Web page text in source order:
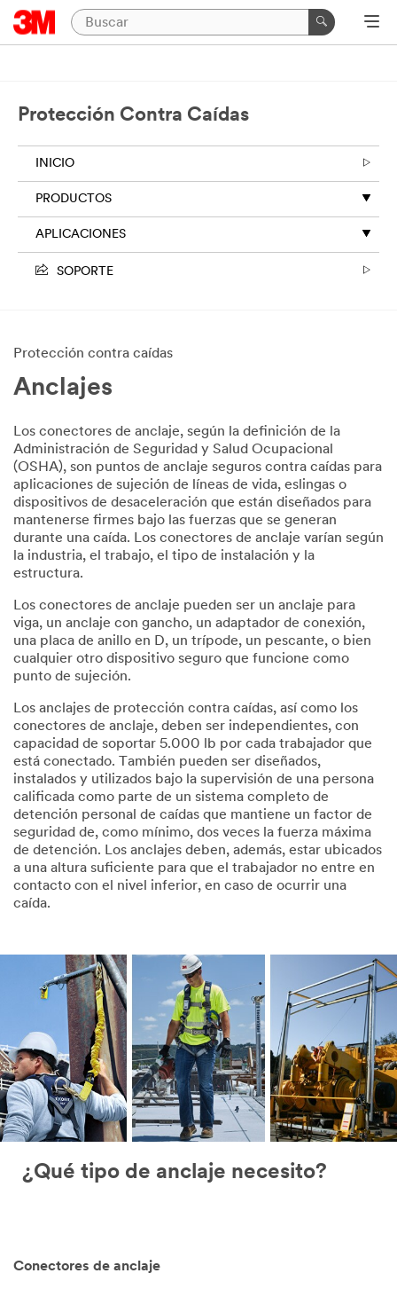
Protección Contra Caídas
INICIO
PRODUCTOS
APLICACIONES
SOPORTE
Protección contra caídas
Anclajes
Los conectores de anclaje, según la definición de la
Administración de Seguridad y Salud Ocupacional
(OSHA), son puntos de anclaje seguros contra caídas para
aplicaciones de sujeción de líneas de vida, eslingas o
dispositivos de desaceleración que están diseñados para
mantenerse firmes bajo las fuerzas que se generan
durante una caída. Los conectores de anclaje varían según
la industria, el trabajo, el tipo de instalación y la
estructura.
Los conectores de anclaje pueden ser un anclaje para
viga, un anclaje con gancho, un adaptador de conexión,
una placa de anillo en D, un trípode, un pescante, o bien
cualquier otro dispositivo seguro que funcione como
punto de sujeción.
Los anclajes de protección contra caídas, así como los
conectores de anclaje, deben ser independientes, con
capacidad de soportar 5.000 lb por cada trabajador que
está conectado. También pueden ser diseñados,
instalados y utilizados bajo la supervisión de una persona
calificada como parte de un sistema completo de
detención personal de caídas que mantiene un factor de
seguridad de, como mínimo, dos veces la fuerza máxima
de detención. Los anclajes deben, además, estar ubicados
a una altura suficiente para que el trabajador no entre en
contacto con el nivel inferior, en caso de ocurrir una
caída.
¿Qué tipo de anclaje necesito?
Conectores de anclaje